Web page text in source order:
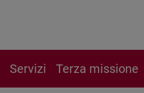
Servizi Terza missione